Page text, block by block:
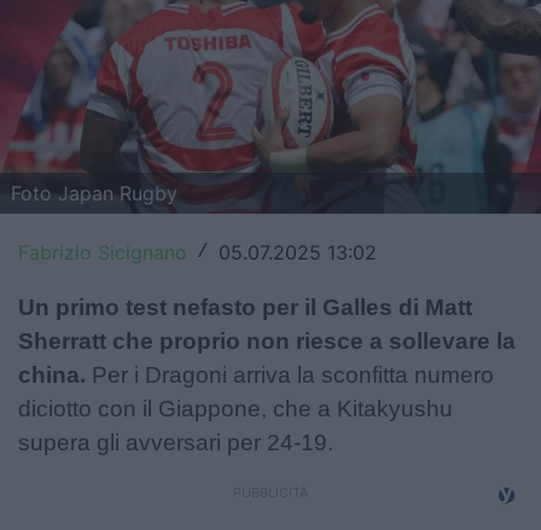
Top14
Premiership
Champions Cup
Challenge Cup
World Rugby
Rugby World Cup
Super Rugby
Rugby in TV
Mercato
Foto Japan Rugby
Fabrizio Sicignano / 05.07.2025 13:02
Un primo test nefasto per il Galles di Matt
Sherratt che proprio non riesce a sollevare la
china. Per i Dragoni arriva la sconfitta numero
diciotto con il Giappone, che a Kitakyushu
supera gli avversari per 24-19.